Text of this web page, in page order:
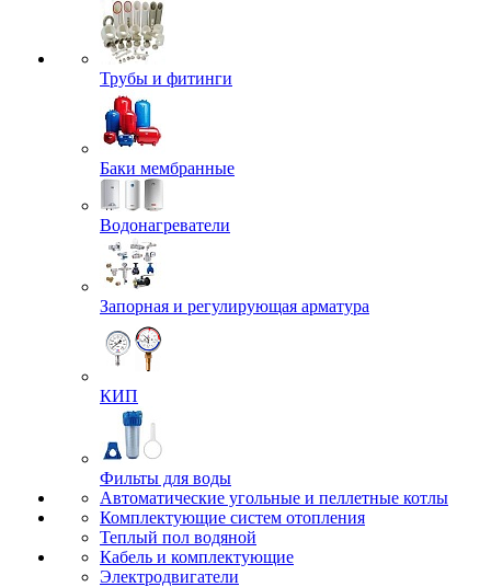
Трубы и фитинги
Баки мембранные
Водонагреватели
Запорная и регулирующая арматура
КИП
Фильты для воды
Автоматические угольные и пеллетные котлы
Комплектующие систем отопления
Теплый пол водяной
Кабель и комплектующие
Электродвигатели